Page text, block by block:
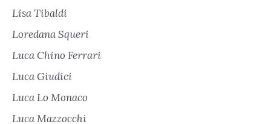
Lisa Tibaldi
Loredana Squeri
Luca Chino Ferrari
Luca Giudici
Luca Lo Monaco
Luca Mazzocchi